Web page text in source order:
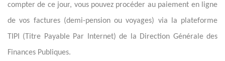
compter de ce jour, vous pouvez procéder au paiement en ligne
de vos factures (demi-pension ou voyages) via la plateforme
TIPI (Titre Payable Par Internet) de la Direction Générale des
Finances Publiques.